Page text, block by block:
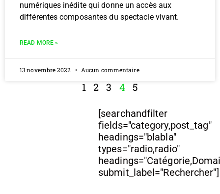
numériques inédite qui donne un accès aux
différentes composantes du spectacle vivant.
READ MORE »
13 novembre 2022 Aucun commentaire
1 2 3 4 5
[searchandfilter
fields="category,post_tag"
headings="blabla"
types="radio,radio"
submit_label="Rechercher"]